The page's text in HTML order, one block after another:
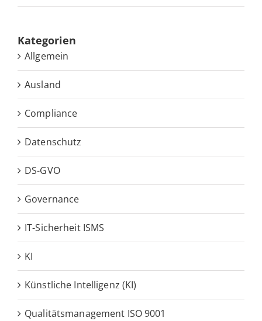
Ka­te­go­rien
Allgemein
Ausland
Compliance
Datenschutz
DS-GVO
Governance
IT-Sicherheit ISMS
KI
Künstliche Intelligenz (KI)
Qualitätsmanagement ISO 9001